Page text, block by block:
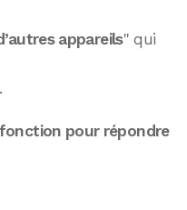
appareils" qui
pour répondre